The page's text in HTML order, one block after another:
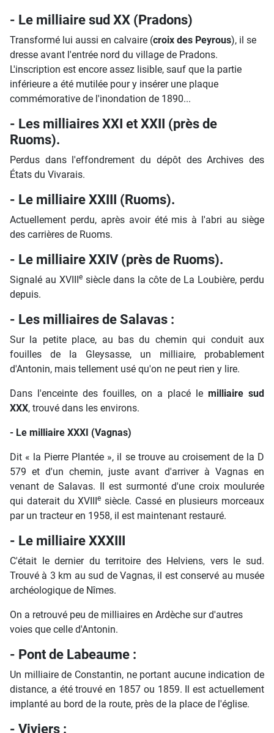
- Le milliaire sud XX (Pradons)
Transformé lui aussi en calvaire (croix des Peyrous), il se
dresse avant l'entrée nord du village de Pradons.
L'inscription est encore assez lisible, sauf que la partie
inférieure a été mutilée pour y insérer une plaque
commémorative de l'inondation de 1890...
- Les milliaires XXI et XXII (près de
Ruoms).
Perdus dans l'effondrement du dépôt des Archives des
États du Vivarais.
- Le milliaire XXIII (Ruoms).
Actuellement perdu, après avoir été mis à l'abri au siège
des carrières de Ruoms.
- Le milliaire XXIV (près de Ruoms).
Signalé au XVIII e siècle dans la côte de La Loubière, perdu
depuis.
- Les milliaires de Salavas :
Sur la petite place, au bas du chemin qui conduit aux
fouilles de la Gleysasse, un milliaire, probablement
d'Antonin, mais tellement usé qu'on ne peut rien y lire.
Dans l'enceinte des fouilles, on a placé le milliaire sud
XXX, trouvé dans les environs.
- Le milliaire XXXI (Vagnas)
Dit « la Pierre Plantée », il se trouve au croisement de la D
579 et d'un chemin, juste avant d'arriver à Vagnas en
venant de Salavas. Il est surmonté d'une croix moulurée
qui daterait du XVIIIe siècle. Cassé en plusieurs morceaux
par un tracteur en 1958, il est maintenant restauré.
- Le milliaire XXXIII
C'était le dernier du territoire des Helviens, vers le sud.
Trouvé à 3 km au sud de Vagnas, il est conservé au musée
archéologique de Nîmes.
On a retrouvé peu de milliaires en Ardèche sur d'autres
voies que celle d'Antonin.
- Pont de Labeaume :
Un milliaire de Constantin, ne portant aucune indication de
distance, a été trouvé en 1857 ou 1859. Il est actuellement
implanté au bord de la route, près de la place de l'église.
- Viviers :